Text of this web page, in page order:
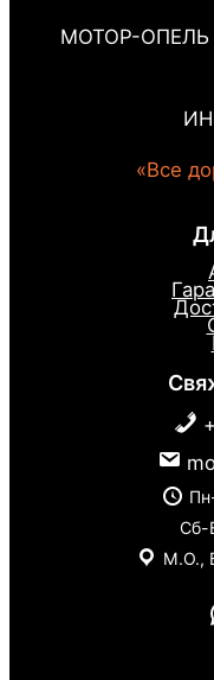
МОТОР-ОПЕЛЬ
«Все
Сб-
М.О.,